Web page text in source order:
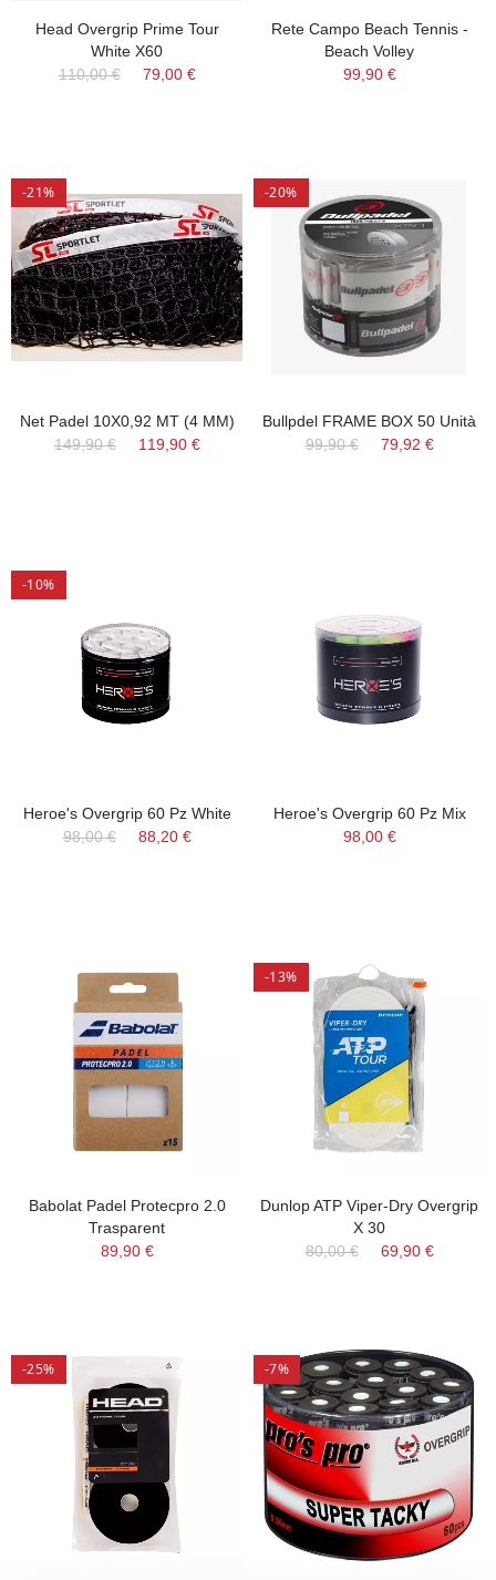
Head Overgrip Prime Tour
White X60
110,00 €
79,00 €
Rete Campo Beach Tennis -
Beach Volley
99,90 €
-21%
Net Padel 10X0,92 MT (4 MM)
149,90 €
119,90 €
-20%
Bullpdel FRAME BOX 50 Unità
99,90 €
79,92 €
-10%
Heroe's Overgrip 60 Pz White
98,00 €
88,20 €
Heroe's Overgrip 60 Pz Mix
98,00 €
Babolat Padel Protecpro 2.0
Trasparent
89,90 €
-13%
Dunlop ATP Viper-Dry Overgrip
X 30
80,00 €
69,90 €
-25% -7%